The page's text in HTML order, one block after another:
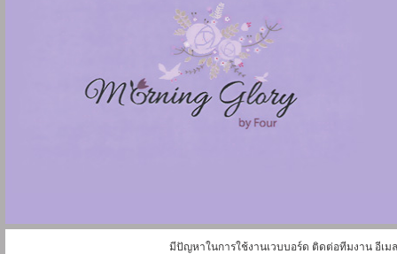
มีปัญหาในการใช้งานเวบบอร์ด ติดต่อทีมงาน อีเม